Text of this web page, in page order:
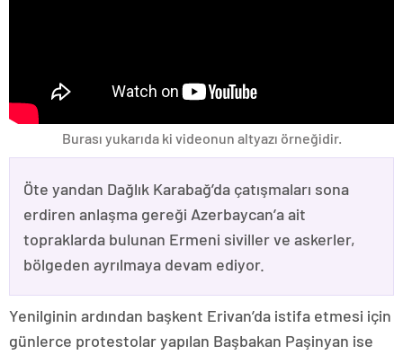
Burası yukarıda ki videonun altyazı örneğidir.
Öte yandan Dağlık Karabağ’da çatışmaları sona
erdiren anlaşma gereği Azerbaycan’a ait
topraklarda bulunan Ermeni siviller ve askerler,
bölgeden ayrılmaya devam ediyor.
Yenilginin ardından başkent Erivan’da istifa etmesi için
günlerce protestolar yapılan Başbakan Paşinyan ise